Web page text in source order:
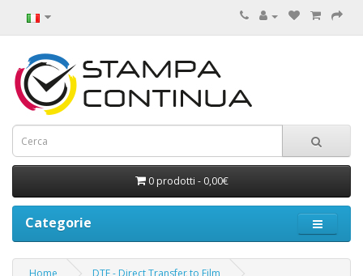
0 prodotti - 0,00€
Categorie
Home
DTF - Direct Transfer to Film